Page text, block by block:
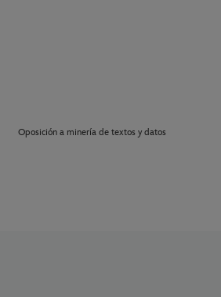
Oposición a minería de textos y datos